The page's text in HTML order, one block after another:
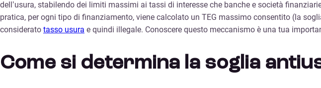
dell’usura, stabilendo dei limiti massimi ai tassi di interesse che banche e società
pratica, per ogni tipo di finanziamento, viene calcolato un TEG massimo consentito (la
considerato tasso usura e quindi illegale. Conoscere questo meccanismo è una tua
Come si determina la soglia